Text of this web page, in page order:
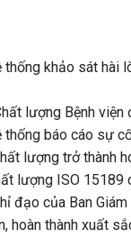
thống khảo sát
lượng Bệnh
báo cáo sự
lượng trở thành
lượng ISO
đạo của Ban
hoàn thành xuất